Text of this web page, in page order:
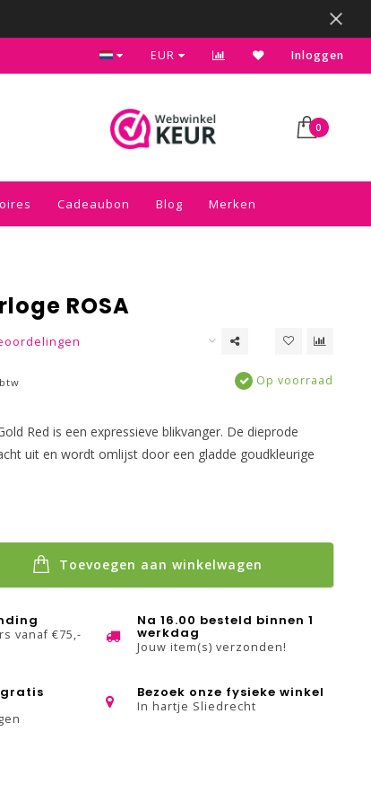
Kies voor de gratis inpakservice in je winkelwagen
EUR Inloggen
0
Cadeaubon Blog Merken
ROSA
Op voorraad
Red is een expressieve blikvanger. De dieprode
uit en wordt omlijst door een gladde goudkleurige
Toevoegen aan winkelwagen
vanaf €75,-
Na 16.00 besteld binnen 1
werkdag
Jouw item(s) verzonden!
gratis Bezoek onze fysieke winkel
In hartje Sliedrecht